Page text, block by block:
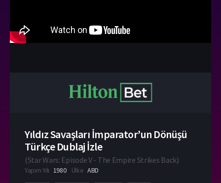
Yıldız Savaşları İmparator’un Dönüşü
Türkçe Dublaj İzle
(Star Wars: Episode V - The Empire Strikes Back)
Yapım Yılı 1980 Ülke ABD